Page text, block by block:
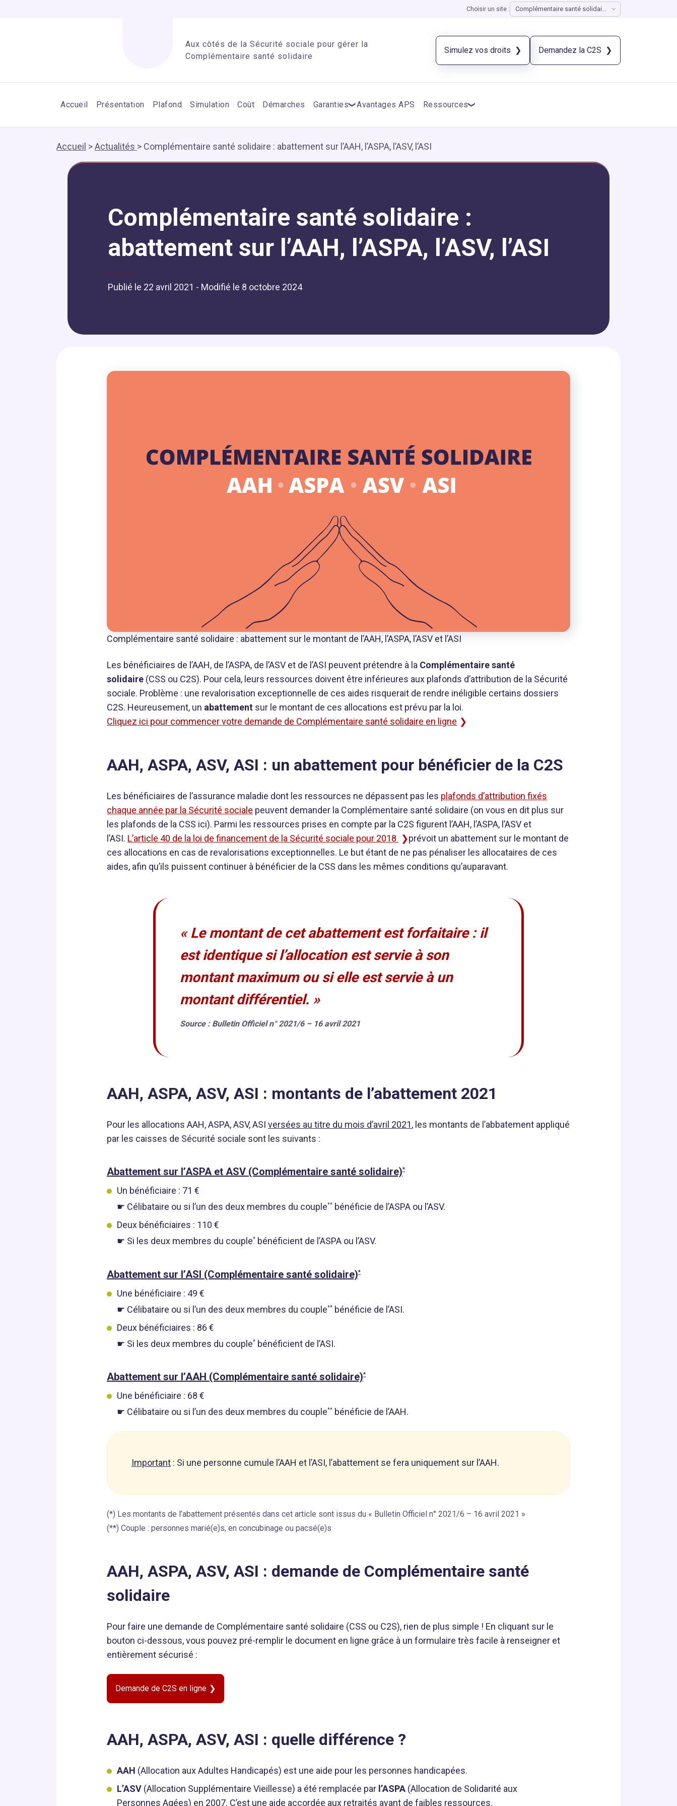
Choisir un site :
Aux côtés de la Sécurité sociale pour gérer la
Complémentaire santé solidaire
Simulez vos droits Demandez la C2S
Accueil Présentation Plafond Simulation Coût Démarches Garanties Avantages APS Ressources
Accueil >Actualités > Complémentaire santé solidaire : abattement sur l’AAH, l’ASPA, l’ASV, l’ASI
Complémentaire santé solidaire :
abattement sur l’AAH, l’ASPA, l’ASV, l’ASI
Publié le 22 avril 2021 - Modifié le 8 octobre 2024
Complémentaire santé solidaire : abattement sur le montant de l’AAH, l’ASPA, l’ASV et l’ASI
Les bénéficiaires de l’AAH, de l’ASPA, de l’ASV et de l’ASI peuvent prétendre à la Complémentaire santé
solidaire (CSS ou C2S). Pour cela, leurs ressources doivent être inférieures aux plafonds d’attribution de la Sécurité
sociale. Problème : une revalorisation exceptionnelle de ces aides risquerait de rendre inéligible certains dossiers
C2S. Heureusement, un abattement sur le montant de ces allocations est prévu par la loi.
Cliquez ici pour commencer votre demande de Complémentaire santé solidaire en ligne
AAH, ASPA, ASV, ASI : un abattement pour bénéficier de la C2S
Les bénéficiaires de l’assurance maladie dont les ressources ne dépassent pas les plafonds d’attribution fixés
chaque année par la Sécurité sociale peuvent demander la Complémentaire santé solidaire (on vous en dit plus sur
les plafonds de la CSS ici). Parmi les ressources prises en compte par la C2S figurent l’AAH, l’ASPA, l’ASV et
l’ASI. L’article 40 de la loi de financement de la Sécurité sociale pour 2018
prévoit un abattement sur le montant de
ces allocations en cas de revalorisations exceptionnelles. Le but étant de ne pas pénaliser les allocataires de ces
aides, afin qu’ils puissent continuer à bénéficier de la CSS dans les mêmes conditions qu’auparavant.
« Le montant de cet abattement est forfaitaire : il
est identique si l’allocation est servie à son
montant maximum ou si elle est servie à un
montant différentiel. »
Source : Bulletin Officiel n° 2021/6 – 16 avril 2021
AAH, ASPA, ASV, ASI : montants de l’abattement 2021
Pour les allocations AAH, ASPA, ASV, ASI versées au titre du mois d’avril 2021, les montants de l’abbatement appliqué
par les caisses de Sécurité sociale sont les suivants :
Abattement sur l’ASPA et ASV (Complémentaire santé solidaire)*
Un bénéficiaire : 71 €
☛ Célibataire ou si l’un des deux membres du couple** bénéficie de l’ASPA ou l’ASV.
Deux bénéficiaires : 110 €
☛ Si les deux membres du couple* bénéficient de l’ASPA ou l’ASV.
Abattement sur l’ASI (Complémentaire santé solidaire)*
Une bénéficiaire : 49 €
☛ Célibataire ou si l’un des deux membres du couple** bénéficie de l’ASI.
Deux bénéficiaires : 86 €
☛ Si les deux membres du couple* bénéficient de l’ASI.
Abattement sur l’AAH (Complémentaire santé solidaire)*
Une bénéficiaire : 68 €
☛ Célibataire ou si l’un des deux membres du couple** bénéficie de l’AAH.
Important : Si une personne cumule l’AAH et l’ASI, l’abattement se fera uniquement sur l’AAH.
(*) Les montants de l’abattement présentés dans cet article sont issus du « Bulletin Officiel n° 2021/6 – 16 avril 2021 »
(**) Couple : personnes marié(e)s, en concubinage ou pacsé(e)s
AAH, ASPA, ASV, ASI : demande de Complémentaire santé
solidaire
Pour faire une demande de Complémentaire santé solidaire (CSS ou C2S), rien de plus simple ! En cliquant sur le
bouton ci-dessous, vous pouvez pré-remplir le document en ligne grâce à un formulaire très facile à renseigner et
entièrement sécurisé :
Demande de C2S en ligne
AAH, ASPA, ASV, ASI : quelle différence ?
AAH (Allocation aux Adultes Handicapés) est une aide pour les personnes handicapées.
L’ASV (Allocation Supplémentaire Vieillesse) a été remplacée par l’ASPA (Allocation de Solidarité aux
Personnes Agées) en 2007. C’est une aide accordée aux retraités ayant de faibles ressources.